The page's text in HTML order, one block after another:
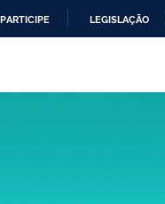
PARTICIPE LEGISLAÇÃO